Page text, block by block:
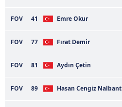
FOV 41 Emre Okur
FOV 77 Fırat Demir
FOV 81 Aydın Çetin
FOV 89 Hasan Cengiz Nalbant